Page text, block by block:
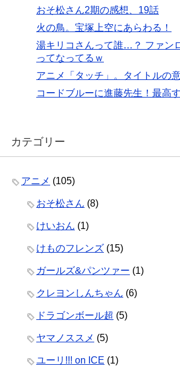
おそ松さん2期の感想、19話
火の鳥。宝塚上空にあらわる！
湯キリコさんって誰…？ ファン
ってなってるｗ
アニメ「タッチ」。タイトルの
コードブルーに進藤先生！最高
カテゴリー
アニメ (105)
おそ松さん (8)
けいおん (1)
けものフレンズ (15)
ガールズ&パンツァー (1)
クレヨンしんちゃん (6)
ドラゴンボール超 (5)
ヤマノススメ (5)
ユーリ!!! on ICE (1)